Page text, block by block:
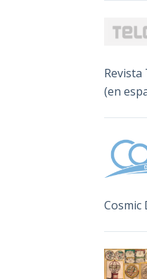
Revista
(en
Cosmic